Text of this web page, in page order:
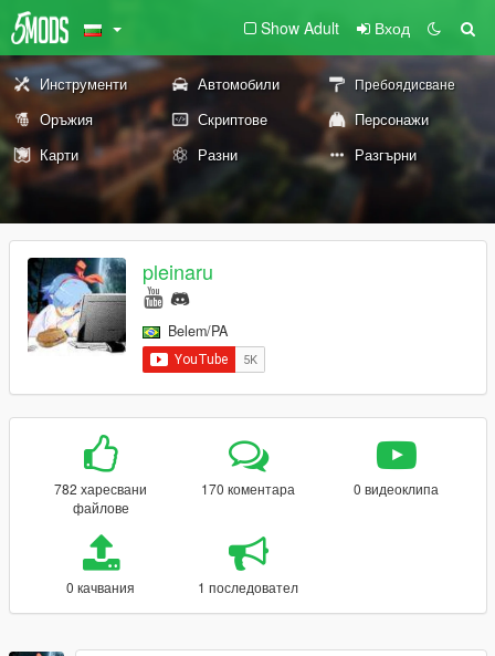
Show Adult Вход
Инструменти Автомобили Пребоядисване
Оръжия Скриптове
Персонажи
Карти
Разни Разгърни
pleinaru
Belem/PA
782 харесвани
файлове
170 коментара 0 видеоклипа
0 качвания 1 последовател